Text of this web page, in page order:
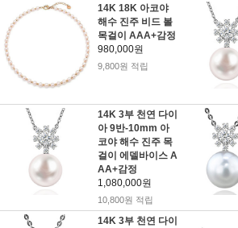
14K 18K 아코야
해수 진주 비드 볼
목걸이 AAA+감정
980,000원
9,800원 적립
14K 3부 천연 다이
아 9반-10mm 아
코야 해수 진주 목
걸이 에델바이스 A
AA+감정
1,080,000원
10,800원 적립
14K 3부 천연 다이